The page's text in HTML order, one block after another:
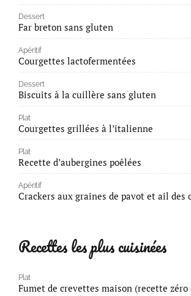
Dessert
Far breton sans gluten
Apéritif
Courgettes lactofermentées
Dessert
Biscuits à la cuillère sans gluten
Plat
Courgettes grillées à l’italienne
Plat
Recette d’aubergines poêlées
Apéritif
Crackers aux graines de pavot et ail des
Recettes les plus cuisinées
Plat
Fumet de crevettes maison (recette zéro